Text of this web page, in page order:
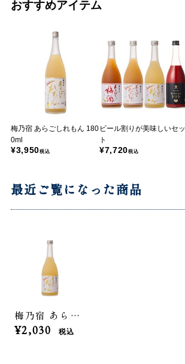
おすすめアイテム
梅乃宿 あらごしれもん 180
0ml
¥3,950税込
ビール割りが美味しいセッ
ト
¥7,720税込
最近ご覧になった商品
梅乃宿 あらごしれもん 720ml
¥2,030 税込